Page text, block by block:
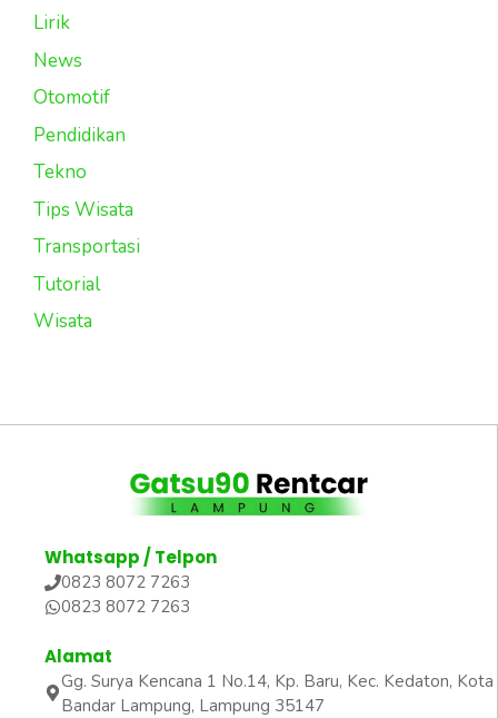
Lirik
News
Otomotif
Pendidikan
Tekno
Tips Wisata
Transportasi
Tutorial
Wisata
Whatsapp / Telpon
0823 8072 7263
0823 8072 7263
Alamat
Gg. Surya Kencana 1 No.14, Kp. Baru, Kec. Kedaton, Kota
Bandar Lampung, Lampung 35147